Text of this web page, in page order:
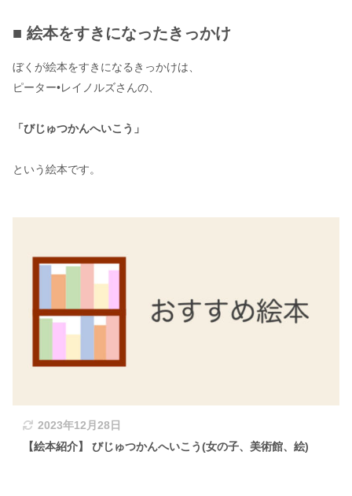
■ 絵本をすきになったきっかけ
ぼくが絵本をすきになるきっかけは、
ピーター•レイノルズさんの、
「びじゅつかんへいこう」
という絵本です。
2023年12月28日
【絵本紹介】 びじゅつかんへいこう(女の子、美術館、絵)